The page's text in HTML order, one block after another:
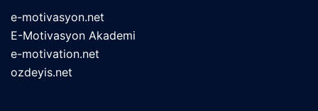
e-motivasyon.net
E-Motivasyon Akademi
e-motivation.net
ozdeyis.net